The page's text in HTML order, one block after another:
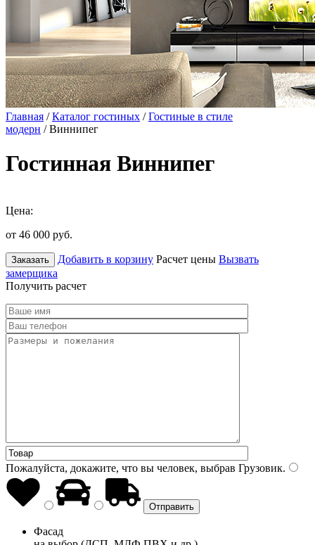
Главная /Каталог гостиных /Гостиные в стиле
модерн / Виннипег
Гостинная Виннипег
Цена:
от 46 000 руб.
Заказать Добавить в корзину Расчет цены Вызвать
замерщика
Получить расчет
Пожалуйста, докажите, что вы человек, выбрав Грузовик.
Фасад